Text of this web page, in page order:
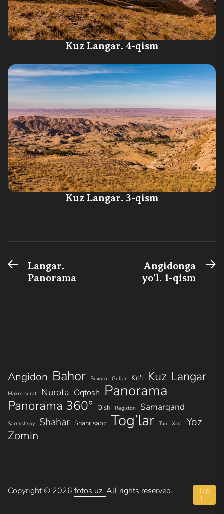
Kuz Langar. 4-qism
Kuz Langar. 3-qism
Post
menyusi
PreviousLangar.
Panorama
Angidonga
yo’l. 1-qism
Angidon Bahor Buxoro Gullar Ko'l Kuz Langar
Makro surat Nurota Oqtosh Panorama
Panorama 360° Qish Registon Samarqand
Sarmishsoy Shahar Shahrisabz Tog’lar Tun Xiva Yoz
Zomin
Copyright © 2026 fotos.uz. All rights reserved. Up
↑